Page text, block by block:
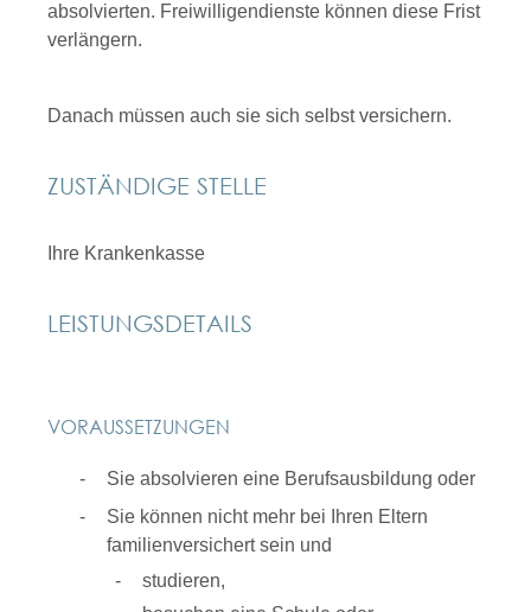
absolvierten. Freiwilligendienste können diese Frist
verlängern.
Danach müssen auch sie sich selbst versichern.
ZUSTÄNDIGE STELLE
Ihre Krankenkasse
LEISTUNGSDETAILS
VORAUSSETZUNGEN
Sie absolvieren eine Berufsausbildung oder
Sie können nicht mehr bei Ihren Eltern
familienversichert sein und
studieren,